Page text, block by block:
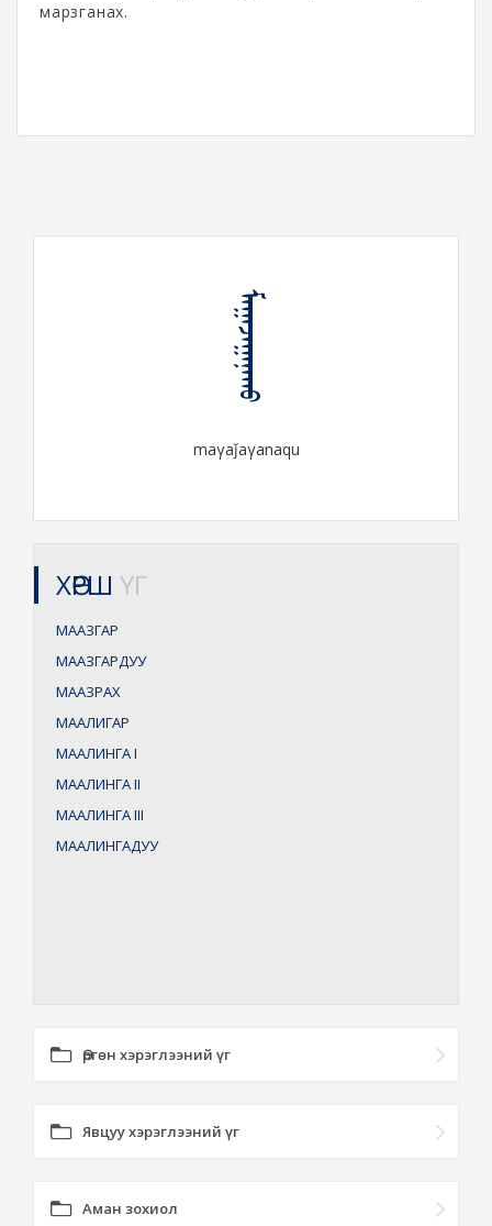
марзганах.
ᠮᠠᠭᠠᠵᠠᠭᠠᠨᠠᠬᠤ
maγaǰaγanaqu
ХӨРШ ҮГ
МААЗГАР
МААЗГАРДУУ
МААЗРАХ
МААЛИГАР
МААЛИНГАI
МААЛИНГАII
МААЛИНГАIII
МААЛИНГАДУУ
Өргөн хэрэглээний үг
Явцуу хэрэглээний үг
Аман зохиол